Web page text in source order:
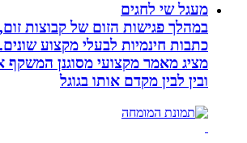
מעגל שי לחגים
במהלך פגישות הזום של קבוצות זום,
כתבות חינמיות לבעלי מקצוע שונים. כל
מציג מאמר מקצועי מסוגנן המשקף את
ובין לבין מקדם אותו בגוגל